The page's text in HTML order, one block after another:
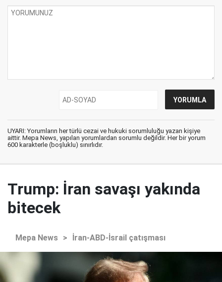
UYARI: Yorumların her türlü cezai ve hukuki sorumluluğu yazan kişiye
aittir. Mepa News, yapılan yorumlardan sorumlu değildir. Her bir yorum
600 karakterle (boşluklu) sınırlıdır.
Trump: İran savaşı yakında
bitecek
Mepa News > İran-ABD-İsrail çatışması